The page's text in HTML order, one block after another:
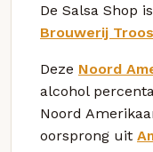
De Salsa Shop
Brouwerij
Deze Noord
alcohol
Noord
oorsprong uit